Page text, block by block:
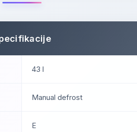
43 l
Manual defrost
E